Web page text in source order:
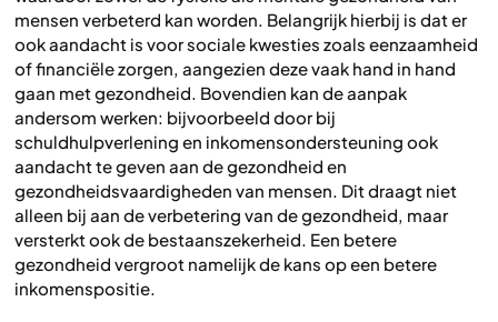
mensen verbeterd kan worden. Belangrijk hierbij is dat er
ook aandacht is voor sociale kwesties zoals eenzaamheid
of financiële zorgen, aangezien deze vaak hand in hand
gaan met gezondheid. Bovendien kan de aanpak
andersom werken: bijvoorbeeld door bij
schuldhulpverlening en inkomensondersteuning ook
aandacht te geven aan de gezondheid en
gezondheidsvaardigheden van mensen. Dit draagt niet
alleen bij aan de verbetering van de gezondheid, maar
versterkt ook de bestaanszekerheid. Een betere
gezondheid vergroot namelijk de kans op een betere
inkomenspositie.